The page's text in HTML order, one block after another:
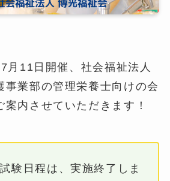
月11日開催、社会福祉法人
業部の管理栄養士向けの会
内させていただきます！
験日程は、実施終了しま